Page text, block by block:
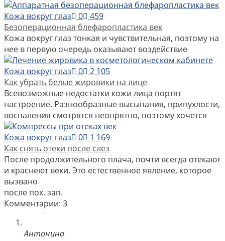
Кожа вокруг глаз
0
459
Безоперационная блефаропластика век
Кожа вокруг глаз тонкая и чувствительная, поэтому на
нее в первую очередь оказывают воздействие
Кожа вокруг глаз
0
2 105
Как убрать белые жировики на лице
Всевозможные недостатки кожи лица портят
настроение. Разнообразные высыпания, припухлости,
воспаления смотрятся неопрятно, поэтому хочется
Кожа вокруг глаз
0
1 169
Как снять отеки после слез
После продолжительного плача, почти всегда отекают
и краснеют веки. Это естественное явление, которое
вызвано
после пох. зап.
Комментарии: 3
Антонина